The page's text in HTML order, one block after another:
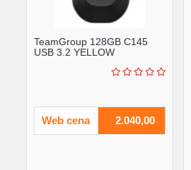
TeamGroup 128GB C145
USB 3.2 YELLOW
Web cena 2.040,00